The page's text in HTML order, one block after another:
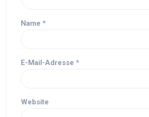
Name *
E-Mail-Adresse *
Website